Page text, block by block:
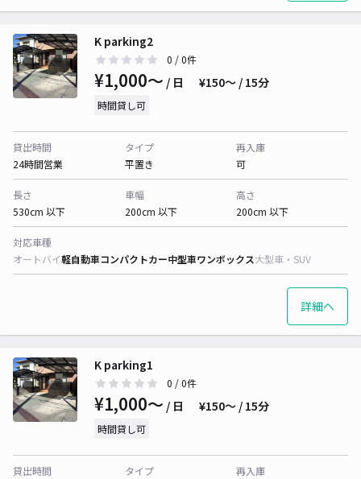
K parking2
0 / 0件
¥1,000〜 / 日 ¥150〜 / 15分
時間貸し可
貸出時間
24時間営業
タイプ
平置き
再入庫
可
長さ
530cm 以下
車幅
200cm 以下
高さ
200cm 以下
対応車種
オートバイ軽自動車コンパクトカー中型車ワンボックス大型車・SUV
詳細へ
K parking1
0 / 0件
¥1,000〜 / 日 ¥150〜 / 15分
時間貸し可
貸出時間
タイプ
再入庫